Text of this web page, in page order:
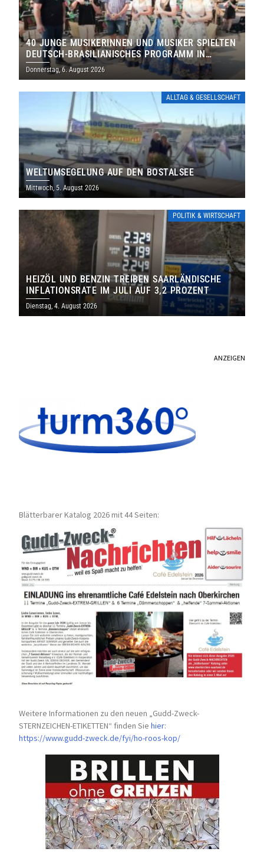
40 JUNGE MUSIKERINNEN UND MUSIKER SPIELTEN
DEUTSCH-BRASILIANISCHES PROGRAMM IN
THOLEY
Donnerstag, 6. August 2026
ALLTAG & GESELLSCHAFT
WELTUMSEGELUNG AUF DEN BOSTALSEE
Mittwoch, 5. August 2026
POLITIK & WIRTSCHAFT
HEIZÖL UND BENZIN TREIBEN SAARLÄNDISCHE
INFLATIONSRATE IM JULI AUF 3,2 PROZENT
Dienstag, 4. August 2026
ANZEIGEN
Blätterbarer Katalog 2026 mit 44 Seiten:
Weitere Informationen zu den neuen „Gudd-Zweck-
STERNZEICHEN-ETIKETTEN“ finden Siehier:
https://www.gudd-zweck.de/fyi/ho-roos-kop/